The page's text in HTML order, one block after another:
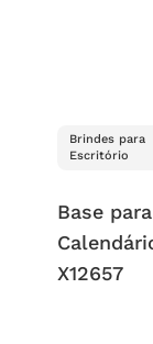
Brindes para
Escritório
Base para
X12657